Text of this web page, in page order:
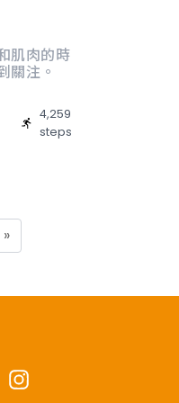
肌肉的時
關注。
4,259
steps
»
Instagram